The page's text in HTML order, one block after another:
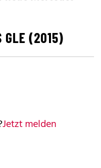
GLE (2015)
Jetzt melden